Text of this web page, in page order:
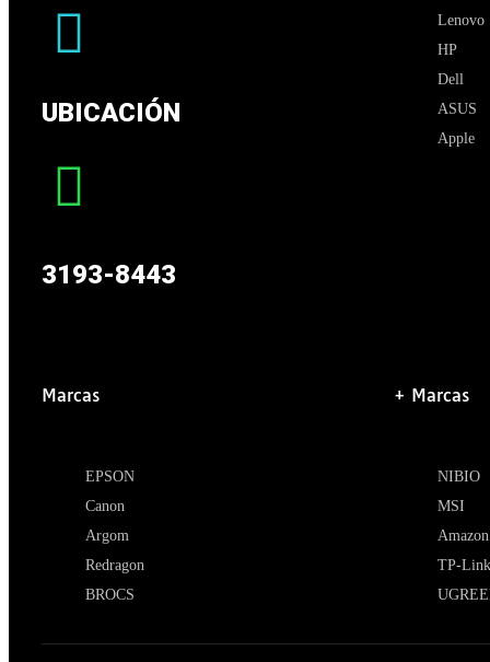
UBICACIÓN
3193-8443
Lenovo
HP
Dell
ASUS
Apple
Marcas
EPSON
Canon
Argom
Redragon
BROCS
+ Marcas
NIBIO
MSI
Amazon
TP-Link